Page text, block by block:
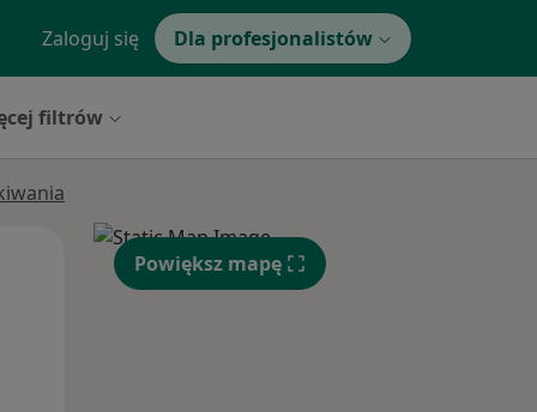
Zaloguj się Dla profesjonalistów
filtrów
Wt, Śr,
Powiększ mapę